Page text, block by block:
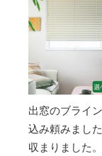
出窓のブライ
込み頼みまし
収まりました